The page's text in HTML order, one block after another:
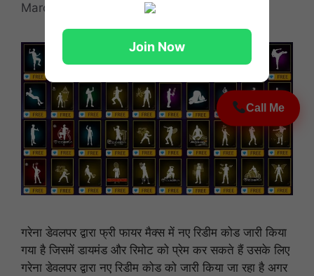
Call Me
Join Now
March 14, 2026 Romit kumar
गरेना डेवलपर द्वारा फ्री फायर मैक्स में नए रिडीम कोड जारी किया
गया है जिसमें डायमंड और रिमोट को प्रेम कर सकते हैं उसके लिए
गरेना डेवलपर द्वारा नए रिडीम कोड को जारी किया जा रहा है अगर